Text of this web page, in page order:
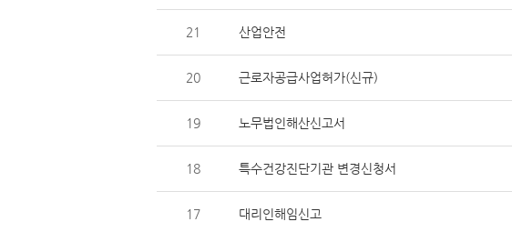
21 산업안전
20 근로자공급사업허가(신규)
19 노무법인해산신고서
18 특수건강진단기관 변경신청서
17 대리인해임신고